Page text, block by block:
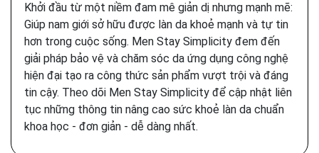
Khởi đầu từ một niềm đam mê giản dị nhưng mạnh mẽ:
Giúp nam giới sở hữu được làn da khoẻ mạnh và tự tin
hơn trong cuộc sống. Men Stay Simplicity đem đến
giải pháp bảo vệ và chăm sóc da ứng dụng công nghệ
hiện đại tạo ra công thức sản phẩm vượt trội và đáng
tin cậy. Theo dõi Men Stay Simplicity để cập nhật liên
tục những thông tin nâng cao sức khoẻ làn da chuẩn
khoa học - đơn giản - dễ dàng nhất.